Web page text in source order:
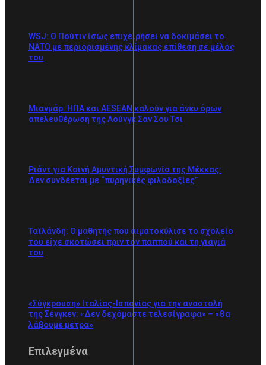
WSJ: Ο Πούτιν ίσως επιχειρήσει να δοκιμάσει το
ΝΑΤΟ με περιορισμένης κλίμακας επίθεση σε μέλος
του
Μιανμάρ: ΗΠΑ και AESEAN καλούν για άνευ όρων
απελευθέρωση της Αούνγκ Σαν Σου Τσι
Ριάντ για Κοινή Αμυντική Συμφωνία της Μέκκας:
Δεν συνδέεται με “πυρηνικές φιλοδοξίες”
Ταϊλάνδη: Ο μαθητής που αιματοκύλισε το σχολείο
του είχε σκοτώσει πριν τον παππού και τη γιαγιά
του
«Σύγκρουση» Ιταλίας-Ισπανίας για την αναστολή
της Σένγκεν: «Δεν δεχόμαστε τελεσίγραφα» – «Θα
λάβουμε μέτρα»
Επιλεγμένα